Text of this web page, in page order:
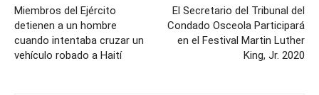
Miembros del Ejército
detienen a un hombre
cuando intentaba cruzar un
vehículo robado a Haití
El Secretario del Tribunal del
Condado Osceola Participará
en el Festival Martin Luther
King, Jr. 2020